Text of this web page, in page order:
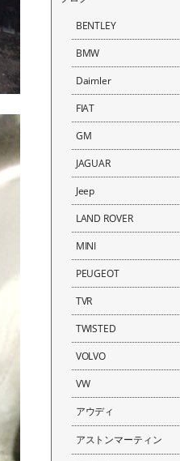
BENTLEY
BMW
Daimler
FIAT
GM
JAGUAR
Jeep
LAND ROVER
MINI
PEUGEOT
TVR
TWISTED
VOLVO
VW
アウディ
アストンマーティン